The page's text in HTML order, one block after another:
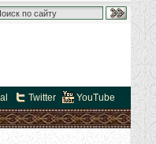
Twitter YouTube